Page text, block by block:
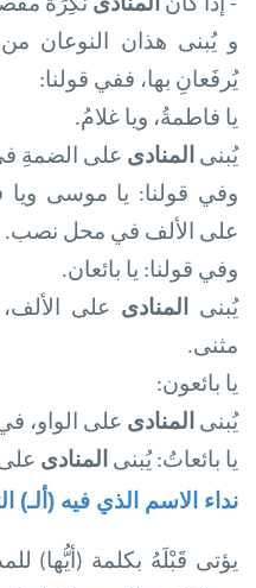
- إذا كان المنادى نَكِرَة
و يُبنى هذان النوعان
يُرفَعانِ بها، ففي قولنا:
يا فاطمةُ، ويا غلامُ.
يُبنى المنادى على الضمةِ
وفي قولنا: يا موسى
على الألف في محل نصب.
وفي قولنا: يا بائعان.
يُبنى المنادى على
مثنى.
يا بائعون:
يُبنى المنادى على الواو،
يا بائعاتُ: يُبنى المنادى
نداء الاسم الذي فيه (ألـ)
يؤتى قَبْلَهُ بكلمة (أيُّها)